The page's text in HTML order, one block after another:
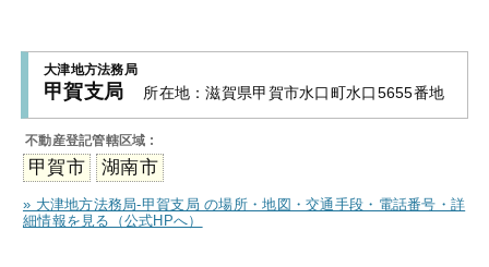
大津地方法務局
甲賀支局 所在地：滋賀県甲賀市水口町水口5655番地
不動産登記管轄区域 :
甲賀市 湖南市
» 大津地方法務局-甲賀支局 の場所・地図・交通手段・電話番号・詳
細情報を見る（公式HPへ）